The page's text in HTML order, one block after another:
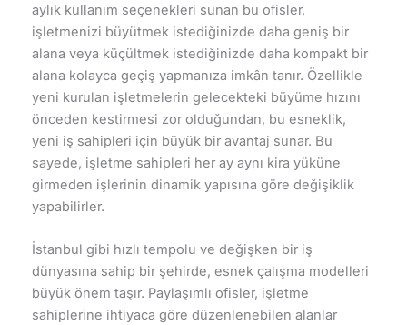
aylık kullanım seçenekleri sunan bu ofisler,
işletmenizi büyütmek istediğinizde daha geniş bir
alana veya küçültmek istediğinizde daha kompakt bir
alana kolayca geçiş yapmanıza imkân tanır. Özellikle
yeni kurulan işletmelerin gelecekteki büyüme hızını
önceden kestirmesi zor olduğundan, bu esneklik,
yeni iş sahipleri için büyük bir avantaj sunar. Bu
sayede, işletme sahipleri her ay aynı kira yüküne
girmeden işlerinin dinamik yapısına göre değişiklik
yapabilirler.
İstanbul gibi hızlı tempolu ve değişken bir iş
dünyasına sahip bir şehirde, esnek çalışma modelleri
büyük önem taşır. Paylaşımlı ofisler, işletme
sahiplerine ihtiyaca göre düzenlenebilen alanlar